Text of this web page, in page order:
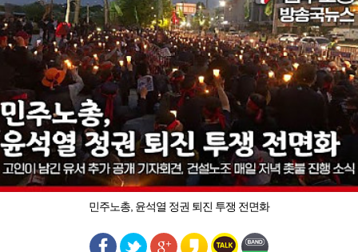
민주노총, 윤석열 정권 퇴진 투쟁 전면화